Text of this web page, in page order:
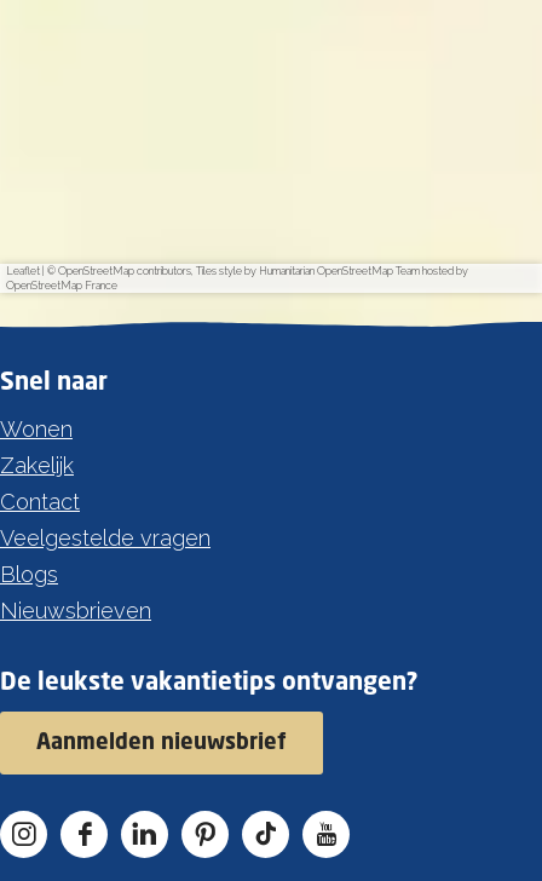
Leaflet © OpenStreetMap contributors, Tiles style by Humanitarian OpenStreetMap Team hosted by
OpenStreetMap France
Snel naar
Wonen
Zakelijk
Contact
Veelgestelde vragen
Blogs
Nieuwsbrieven
De leukste vakantietips ontvangen?
Aanmelden nieuwsbrief
I
F
L
P
T
Y